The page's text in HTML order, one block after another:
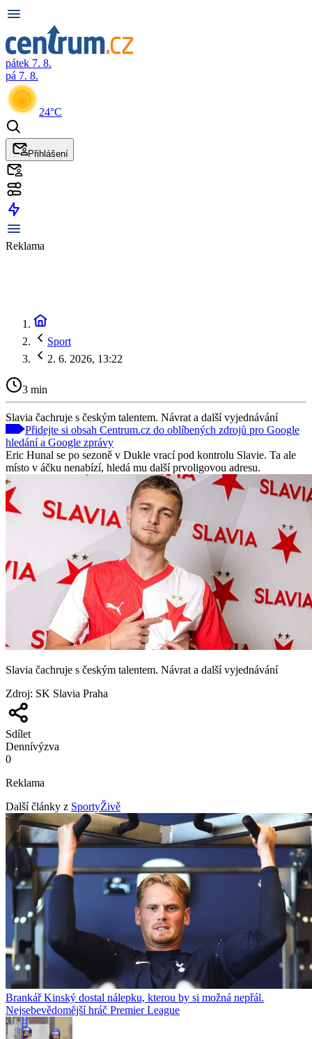
pátek 7. 8.
pá 7. 8.
24°C
Přihlášení
Reklama
Sport
2. 6. 2026, 13:22
3 min
Slavia čachruje s českým talentem. Návrat a další vyjednávání
Přidejte si obsah Centrum.cz do oblíbených zdrojů pro Google
hledání a Google zprávy
Eric Hunal se po sezoně v Dukle vrací pod kontrolu Slavie. Ta ale
místo v áčku nenabízí, hledá mu další prvoligovou adresu.
Slavia čachruje s českým talentem. Návrat a další vyjednávání
Zdroj: SK Slavia Praha
Sdílet
Dennívýzva
0
Reklama
Další články z SportyŽivě
Brankář Kinský dostal nálepku, kterou by si možná nepřál.
Nejsebevědomější hráč Premier League